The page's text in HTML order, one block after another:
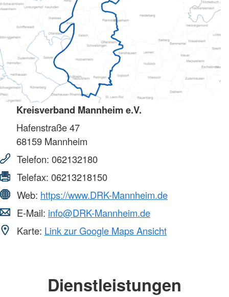
Kreisverband Mannheim e.V.
Hafenstraße 47
68159 Mannheim
Telefon: 062132180
Telefax: 06213218150
Web: https://www.DRK-Mannheim.de
E-Mail: info@DRK-Mannheim.de
Karte: Link zur Google Maps Ansicht
Dienstleistungen